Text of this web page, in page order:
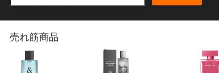
売れ筋商品